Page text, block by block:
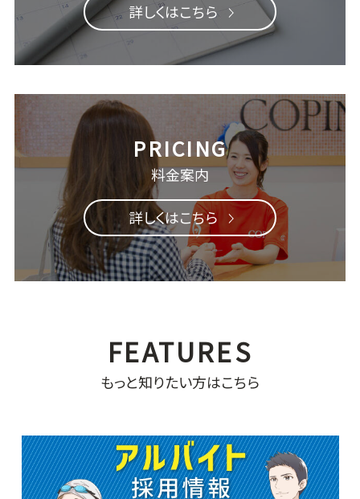
詳しくはこちら
料金案内
詳しくはこちら
もっと知りたい方はこちら